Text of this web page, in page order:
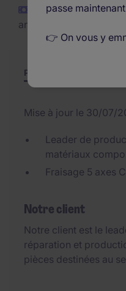
€35.490 - €39.500
an
Poste et missions
Mise à jour le 30/07/
Leader de
matériaux
Fraisage 5 axes
Notre client
Notre client est le
réparation et
pièces destinées au
passe
👉 On vous y